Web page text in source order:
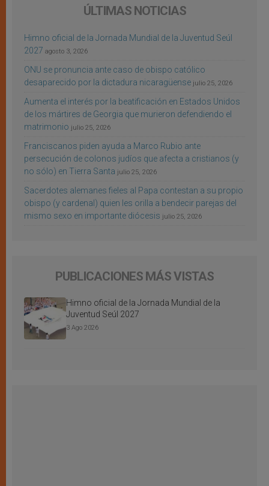
ÚLTIMAS NOTICIAS
Himno oficial de la Jornada Mundial de la Juventud Seúl
2027 agosto 3, 2026
ONU se pronuncia ante caso de obispo católico
desaparecido por la dictadura nicaragüense julio 25, 2026
Aumenta el interés por la beatificación en Estados Unidos
de los mártires de Georgia que murieron defendiendo el
matrimonio julio 25, 2026
Franciscanos piden ayuda a Marco Rubio ante
persecución de colonos judíos que afecta a cristianos (y
no sólo) en Tierra Santa julio 25, 2026
Sacerdotes alemanes fieles al Papa contestan a su propio
obispo (y cardenal) quien les orilla a bendecir parejas del
mismo sexo en importante diócesis julio 25, 2026
PUBLICACIONES MÁS VISTAS
Himno oficial de la Jornada Mundial de la
Juventud Seúl 2027
3 Ago 2026